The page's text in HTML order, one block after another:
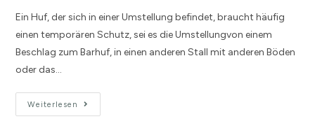
Ein Huf, der sich in einer Umstellung befindet, braucht häufig
einen temporären Schutz, sei es die Umstellungvon einem
Beschlag zum Barhuf, in einen anderen Stall mit anderen Böden
oder das…
Weiterlesen